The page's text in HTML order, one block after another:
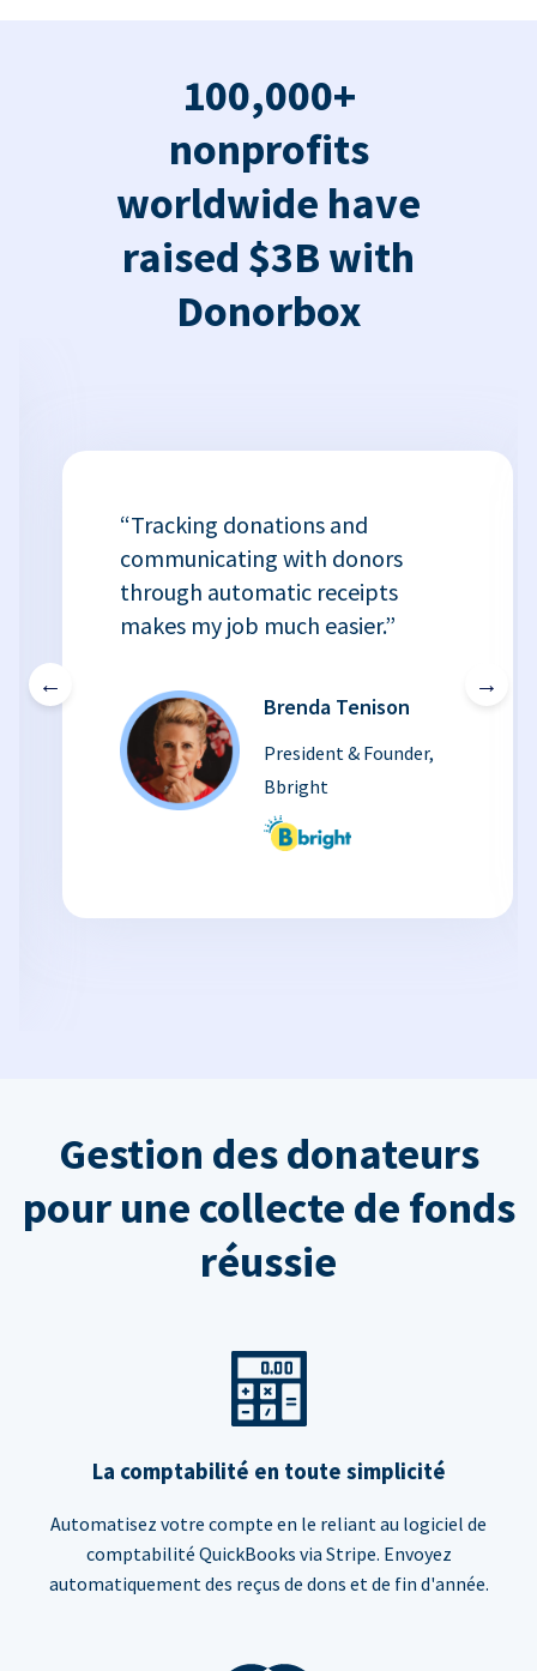
100,000+
nonprofits
worldwide have
raised $3B with
Donorbox
←
“Tracking donations and
communicating with donors
through automatic receipts
makes my job much easier.”
Brenda Tenison
President & Founder,
Bbright
→
Gestion des donateurs
pour une collecte de fonds
réussie
La comptabilité en toute simplicité
Automatisez votre compte en le reliant au logiciel de
comptabilité QuickBooks via Stripe. Envoyez
automatiquement des reçus de dons et de fin d'année.